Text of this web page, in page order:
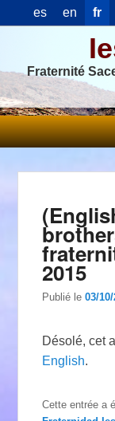
es en fr
Fraternité
2015
Publié le03/
Désolé, cet
English.
Cette entrée a